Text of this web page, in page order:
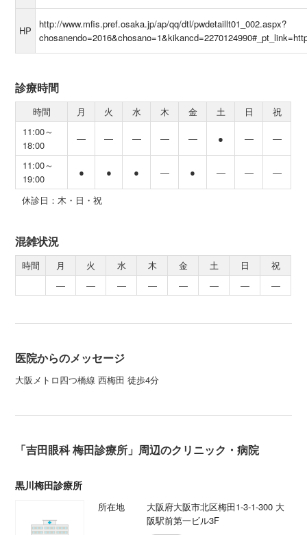
HP
http://www.mfis.pref.osaka.jp/ap/qq/dtl/pwdetaillt01_002.aspx?
診療時間
時間 月 火 水 木 金 土 日
祝
11:00～
18:00
― ― ― ― ― ● ― ―
11:00～
19:00
● ● ● ― ● ― ― ―
休診日：木・日・祝
混雑状況
時間 月 火 水 木 金 土 日
祝
―
― ― ― ― ― ― ―
医院からのメッセージ
大阪メトロ四つ橋線 西梅田 徒歩4分
「吉田眼科 梅田診療所」周辺のクリニック・病院
黒川梅田診療所
所在地
大阪府大阪市北区梅田1-3-1‐300 大
阪駅前第一ビル3F